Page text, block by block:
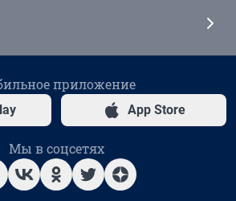
приложение
App Store
Мы в соцсетях